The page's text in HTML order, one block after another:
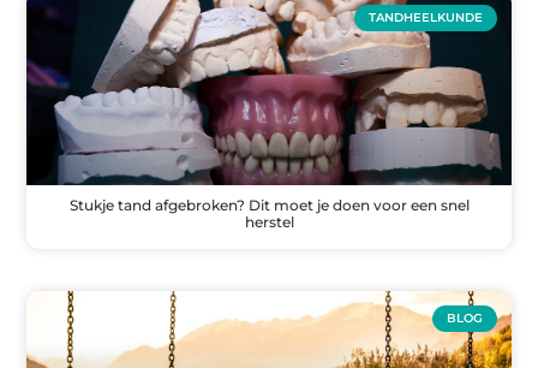
TANDHEELKUNDE
Stukje tand afgebroken? Dit moet je doen voor een snel
herstel
BLOG